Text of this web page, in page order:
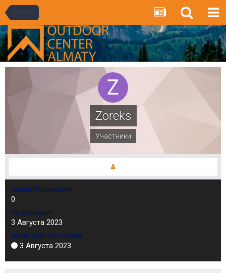
Zoreks
Участники
ЧИСЛО ПУБЛИКАЦИЙ
0
РЕГИСТРАЦИЯ
3 Августа 2023
ПОСЛЕДНЕЕ ПОСЕЩЕНИЕ
3 Августа 2023